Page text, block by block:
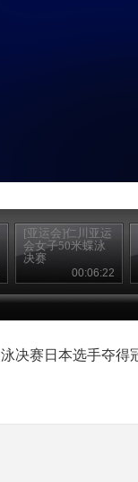
[亚运会]仁川亚运
会女子50米蝶泳
决赛
00:06:22
决赛日本选手夺得